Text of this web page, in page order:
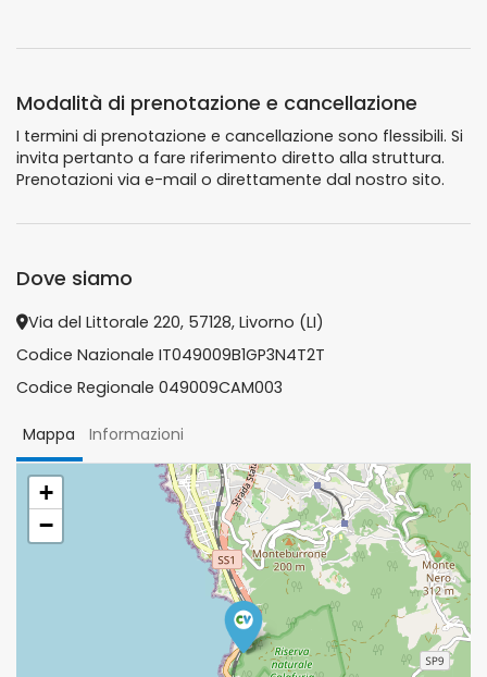
Modalità di prenotazione e cancellazione
I termini di prenotazione e cancellazione sono flessibili. Si
invita pertanto a fare riferimento diretto alla struttura.
Prenotazioni via e-mail o direttamente dal nostro sito.
Dove siamo
Via del Littorale 220, 57128, Livorno (LI)
Codice Nazionale IT049009B1GP3N4T2T
Codice Regionale 049009CAM003
Mappa Informazioni
+
−